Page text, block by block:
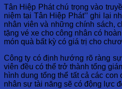
Tân Hiệp Phát chú trọng vào
niệm tại Tân Hiệp Phát’’ ghi lại
nhân viên và những chính sách,
tặng vé xe cho công nhân có
món quà bất kỳ có giá trị cho
Công ty có định hướng rõ ràng
viên đều có thể trở thành tổng
hình dung tổng thể tất cả các
nhân sự tài năng sẽ có động lực